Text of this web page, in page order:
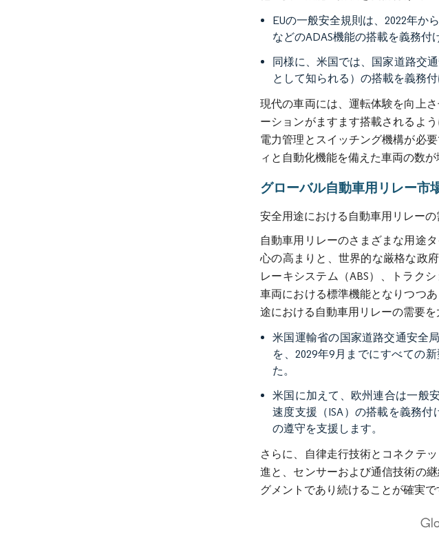
EUの一般安全規則は、2022年か
などのADAS機能の搭載を義務付
同様に、米国では、国家道路交
として知られる）の搭載を義務
現代の車両には、運転体験を向上
ーションがますます搭載されるよ
電力管理とスイッチング機構が必
ィと自動化機能を備えた車両の数が
グローバル自動車用リレー市
安全用途における自動車用リレー
自動車用リレーのさまざまな用途
心の高まりと、世界的な厳格な政
レーキシステム（ABS）、トラク
車両における標準機能となりつつ
途における自動車用リレーの需要を
米国運輸省の国家道路交通安全
を、2029年9月までにすべての
た。
米国に加えて、欧州連合は一般
速度支援（ISA）の搭載を義務
の遵守を支援します。
さらに、自律走行技術とコネクテ
進と、センサーおよび通信技術の
グメントであり続けることが確実で